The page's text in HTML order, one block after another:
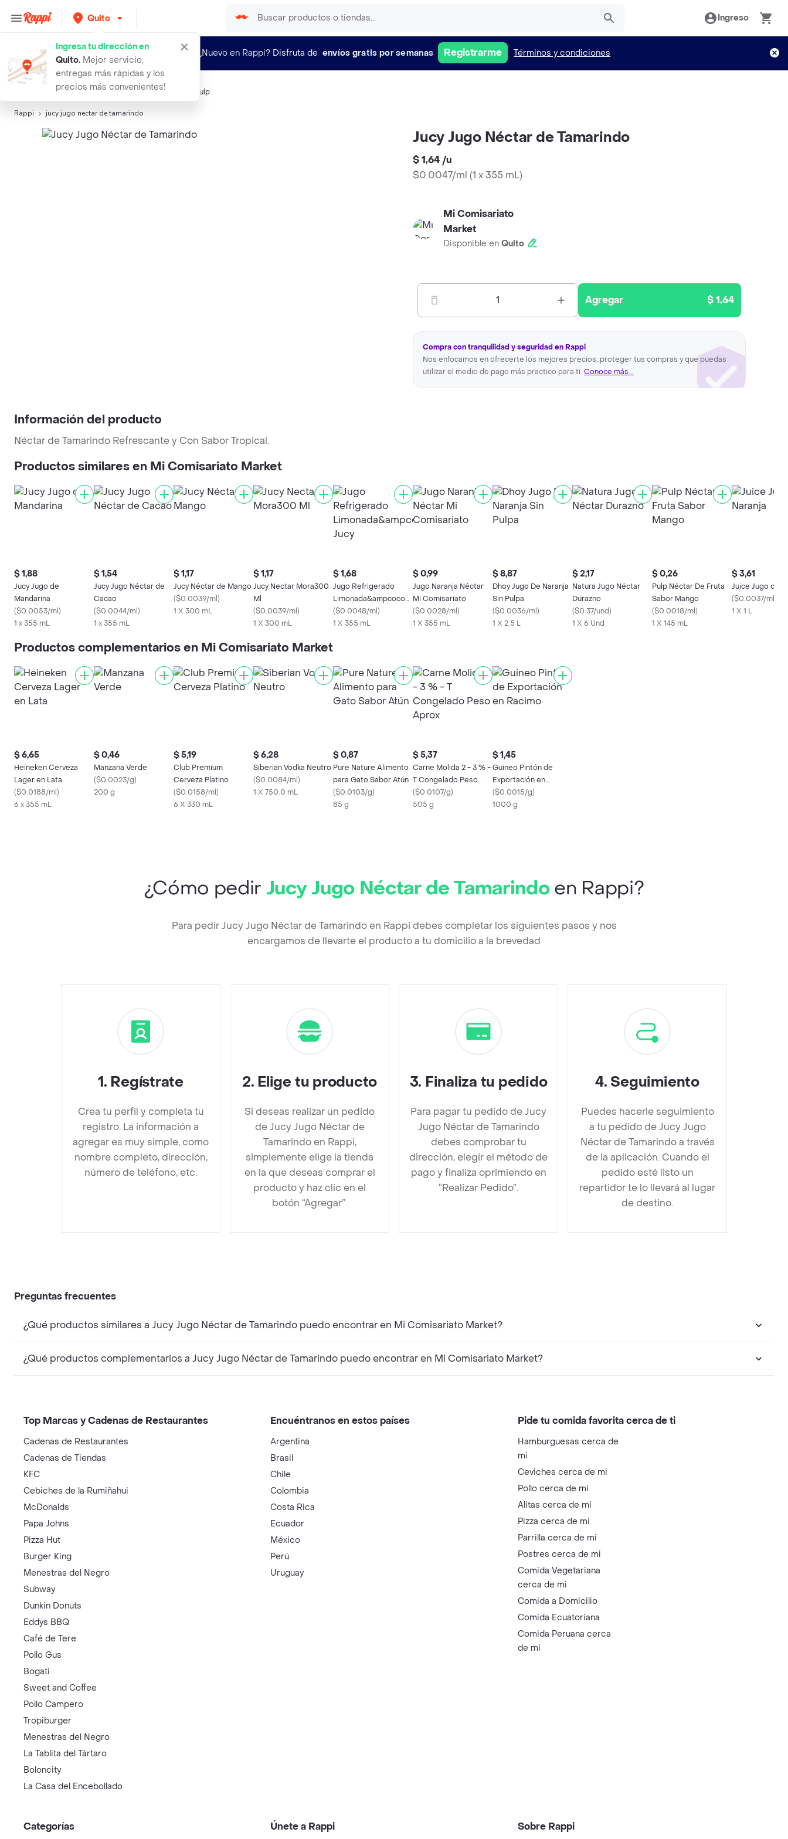
Quito
Ingresa tu dirección en
Quito. Mejor servicio,
entregas más rápidas y los
precios más convenientes!
Ingreso
¿Nuevo en Rappi? Disfruta de envíos gratis por semanas Registrarme Términos y condiciones
Búsquedas relacionadas: Jugos,Jucy,Dhoy, Pulp
Rappi jucy jugo nectar de tamarindo
Jucy Jugo Néctar de Tamarindo
$ 1,64 /u
$0.0047/ml (1 x 355 mL)
Mi Comisariato
Market
Disponible en Quito
1 Agregar $ 1,64
Compra con tranquilidad y seguridad en Rappi
Nos enfocamos en ofrecerte los mejores precios, proteger tus compras y que puedas
utilizar el medio de pago más practico para ti. Conoce más...
Información del producto
Néctar de Tamarindo Refrescante y Con Sabor Tropical.
Productos similares en Mi Comisariato Market
$ 1,88
Jucy Jugo de
Mandarina
($0.0053/ml)
1 x 355 mL
$ 1,54
Jucy Jugo Néctar de
Cacao
($0.0044/ml)
1 x 355 mL
$ 1,17
Jucy Néctar de Mango
($0.0039/ml)
1 X 300 mL
$ 1,17
Jucy Nectar Mora300
Ml
($0.0039/ml)
1 X 300 mL
$ 1,68
Jugo Refrigerado
Limonada&ampcoco
Jucy
($0.0048/ml)
1 X 355 mL
$ 0,99
Jugo Naranja Néctar
Mi Comisariato
($0.0028/ml)
1 X 355 mL
$ 8,87
Dhoy Jugo De Naranja
Sin Pulpa
($0.0036/ml)
1 X 2.5 L
$ 2,17
Natura Jugo Néctar
Durazno
($0.37/und)
1 X 6 Und
$ 0,26
Pulp Néctar De Fruta
Sabor Mango
($0.0018/ml)
1 X 145 mL
$ 3,61
Juice Jugo de
($0.0037/ml
1 X 1 L
Productos complementarios en Mi Comisariato Market
$ 6,65
Heineken Cerveza
Lager en Lata
($0.0188/ml)
6 x 355 mL
$ 0,46
Manzana Verde
($0.0023/g)
200 g
$ 5,19
Club Premium
Cerveza Platino
($0.0158/ml)
6 X 330 mL
$ 6,28
Siberian Vodka Neutro
($0.0084/ml)
1 X 750.0 mL
$ 0,87
Pure Nature Alimento
para Gato Sabor Atún
($0.0103/g)
85 g
$ 5,37
Carne Molida 2 - 3 % -
T Congelado Peso
Aprox
($0.0107/g)
505 g
$ 1,45
Guineo Pintón de
Exportación en
Racimo
($0.0015/g)
1000 g
¿Cómo pedir Jucy Jugo Néctar de Tamarindoen Rappi?
Para pedir Jucy Jugo Néctar de Tamarindo en Rappi debes completar los siguientes pasos y nos
encargamos de llevarte el producto a tu domicilio a la brevedad
1. Regístrate
Crea tu perfil y completa tu
registro. La información a
agregar es muy simple, como
nombre completo, dirección,
número de teléfono, etc.
2. Elige tu producto
Si deseas realizar un pedido
de Jucy Jugo Néctar de
Tamarindo en Rappi,
simplemente elige la tienda
en la que deseas comprar el
producto y haz clic en el
botón “Agregar”.
3. Finaliza tu pedido
Para pagar tu pedido de Jucy
Jugo Néctar de Tamarindo
debes comprobar tu
dirección, elegir el método de
pago y finaliza oprimiendo en
“Realizar Pedido”.
4. Seguimiento
Puedes hacerle seguimiento
a tu pedido de Jucy Jugo
Néctar de Tamarindo a través
de la aplicación. Cuando el
pedido esté listo un
repartidor te lo llevará al lugar
de destino.
Preguntas frecuentes
¿Qué productos similares a Jucy Jugo Néctar de Tamarindo puedo encontrar en Mi Comisariato Market?
¿Qué productos complementarios a Jucy Jugo Néctar de Tamarindo puedo encontrar en Mi Comisariato Market?
Top Marcas y Cadenas de Restaurantes
Cadenas de Restaurantes
Cadenas de Tiendas
KFC
Cebiches de la Rumiñahui
McDonalds
Papa Johns
Pizza Hut
Burger King
Menestras del Negro
Subway
Dunkin Donuts
Eddys BBQ
Café de Tere
Pollo Gus
Bogati
Sweet and Coffee
Pollo Campero
Tropiburger
Menestras del Negro
La Tablita del Tártaro
Boloncity
La Casa del Encebollado
Encuéntranos en estos países
Argentina
Brasil
Chile
Colombia
Costa Rica
Ecuador
México
Perú
Uruguay
Pide tu comida favorita cerca de ti
Hamburguesas cerca de
mi
Ceviches cerca de mi
Pollo cerca de mi
Alitas cerca de mi
Pizza cerca de mi
Parrilla cerca de mi
Postres cerca de mi
Comida Vegetariana
cerca de mi
Comida a Domicilio
Comida Ecuatoriana
Comida Peruana cerca
de mi
Categorías Únete a Rappi Sobre Rappi